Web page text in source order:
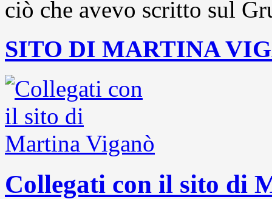
ciò che avevo scritto sul
SITO DI MARTINA
Collegati con il sito di